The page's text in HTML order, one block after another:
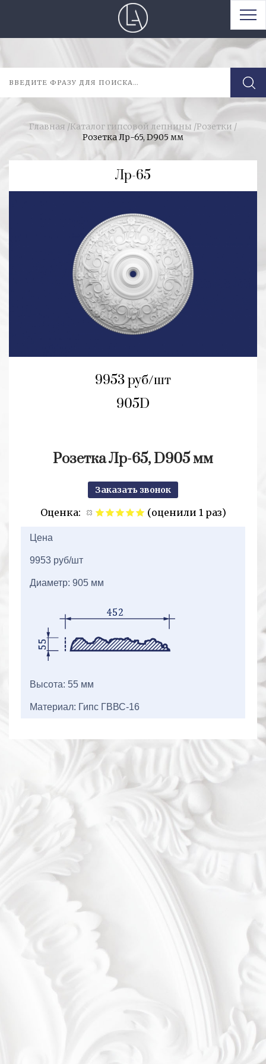
Главная /Каталог гипсовой лепнины /Розетки /
Розетка Лр-65, D905 мм
Лр-65
9953 руб/шт
905D
Розетка Лр-65, D905 мм
Заказать звонок
Оценка:
(оценили 1 раз)
Цена
9953 руб/шт
Диаметр: 905 мм
Высота: 55 мм
Материал: Гипс ГВВС-16